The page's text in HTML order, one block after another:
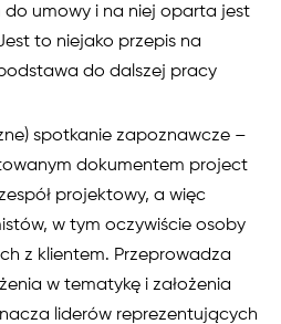
do umowy i na niej oparta jest
to niejako przepis na
do dalszej pracy
spotkanie zapoznawcze –
dokumentem project
projektowy, a więc
w tym oczywiście osoby
z klientem. Przeprowadza
w tematykę i założenia
liderów reprezentujących